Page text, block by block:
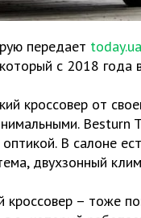
передает today.ua
с 2018 года
кроссовер от
В салоне
двухзонный
кроссовер – тоже